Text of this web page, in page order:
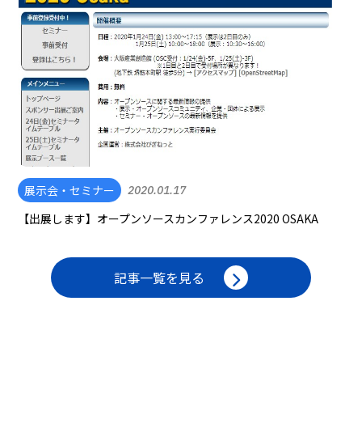
展示会・セミナー 2020.01.17
【出展します】オープンソースカンファレンス2020 OSAKA
記事一覧を見る